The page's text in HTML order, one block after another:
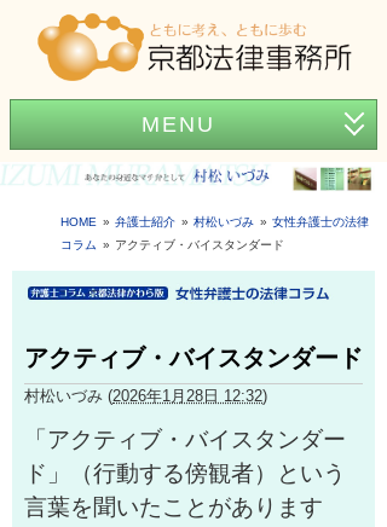
MENU
ホーム
事務所紹介
弁護士紹介
弁護士費用
困ったときの法律知識
HOME 弁護士紹介 村松いづみ
女性弁護士の法律
コラム
アクティブ・バイスタンダード
アクティブ・バイスタンダード
村松いづみ (2026年1月28日 12:32)
「アクティブ・バイスタンダー
ド」（行動する傍観者）という
言葉を聞いたことがあります